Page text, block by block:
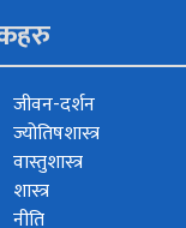
जीवन-दर्शन
ज्योतिषशास्त्र
वास्तुशास्त्र
शास्त्र
नीति